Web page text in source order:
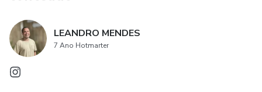
LEANDRO MENDES
7 Ano Hotmarter